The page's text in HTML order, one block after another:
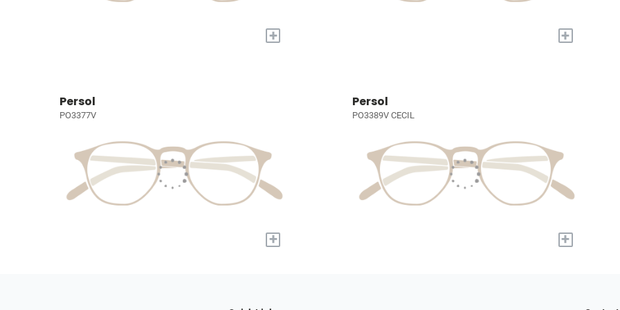
+ +
Persol
PO3377V
+
Persol
PO3389V CECIL
+